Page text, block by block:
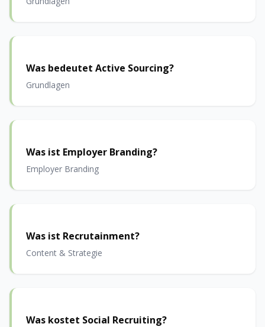
Was bedeutet Active Sourcing?
Grundlagen
Was ist Employer Branding?
Employer Branding
Was ist Recrutainment?
Content & Strategie
Was kostet Social Recruiting?